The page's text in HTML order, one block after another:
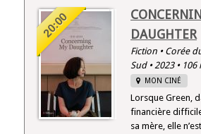
20:00
DAUGHTER
Fiction • Corée
Sud • 2023 • 106
MON CINÉ
Lorsque Green,
financière
sa mère, elle